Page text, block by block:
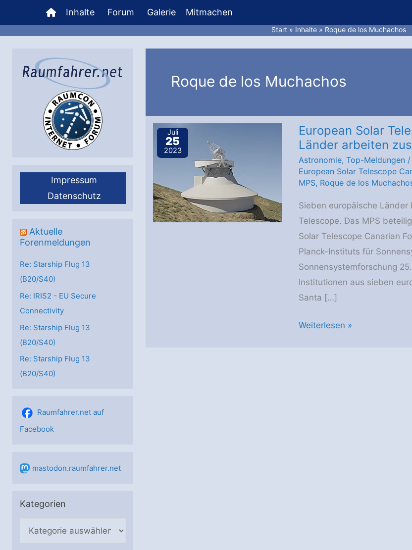
Inhalt
springen
Inhalte Forum Galerie Mitmachen
Start Inhalte Roque de los Muchachos
Impressum
Datenschutz
Aktuelle
Forenmeldungen
Re: Starship Flug 13
(B20/S40)
Re: IRIS2 - EU Secure
Connectivity
Re: Starship Flug 13
(B20/S40)
Re: Starship Flug 13
(B20/S40)
Raumfahrer.net auf
Facebook
mastodon.raumfahrer.net
Kategorien
Roque de los Muchachos
Juli
25
2023
European Solar
Länder arbeiten
Astronomie, Top-Meldungen /
European Solar Telescope
MPS, Roque de los
Sieben europäische
Telescope. Das MPS
Solar Telescope Canarian
Planck-Instituts für
Sonnensystemforschung
Institutionen aus sieben
Santa […]
European
Weiterlesen »